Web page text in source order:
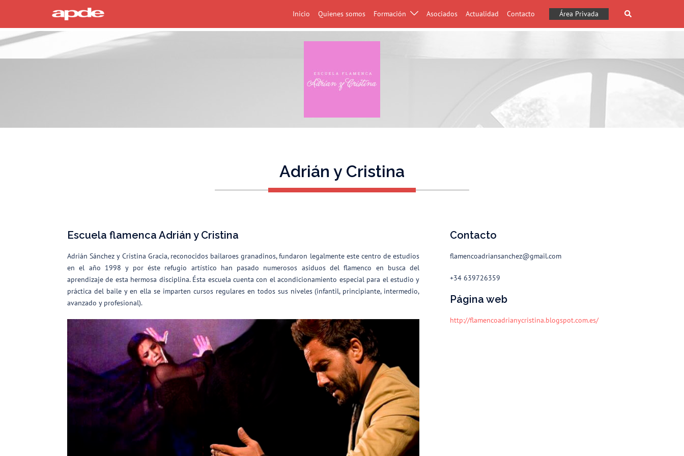
Inicio Quienes somos Formación Asociados Actualidad Contacto Área Privada
Adrián y Cristina
Escuela flamenca Adrián y Cristina
Adrián Sánchez y Cristina Gracia, reconocidos bailaroes granadinos, fundaron legalmente este centro de estudios
en el año 1998 y por éste refugio artístico han pasado numerosos asiduos del flamenco en busca del
aprendizaje de esta hermosa disciplina. Ésta escuela cuenta con el acondicionamiento especial para el estudio y
práctica del baile y en ella se imparten cursos regulares en todos sus niveles (infantil, principiante, intermedio,
avanzado y profesional).
Contacto
flamencoadriansanchez@gmail.com
+34 639726359
Página web
http://flamencoadrianycristina.blogspot.com.es/